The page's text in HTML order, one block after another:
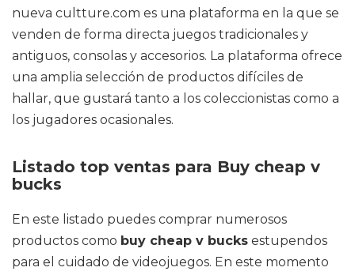
nueva cultture.com es una plataforma en la que se
venden de forma directa juegos tradicionales y
antiguos, consolas y accesorios. La plataforma ofrece
una amplia selección de productos difíciles de
hallar, que gustará tanto a los coleccionistas como a
los jugadores ocasionales.
Listado top ventas para Buy cheap v
bucks
En este listado puedes comprar numerosos
productos como buy cheap v bucks estupendos
para el cuidado de videojuegos. En este momento